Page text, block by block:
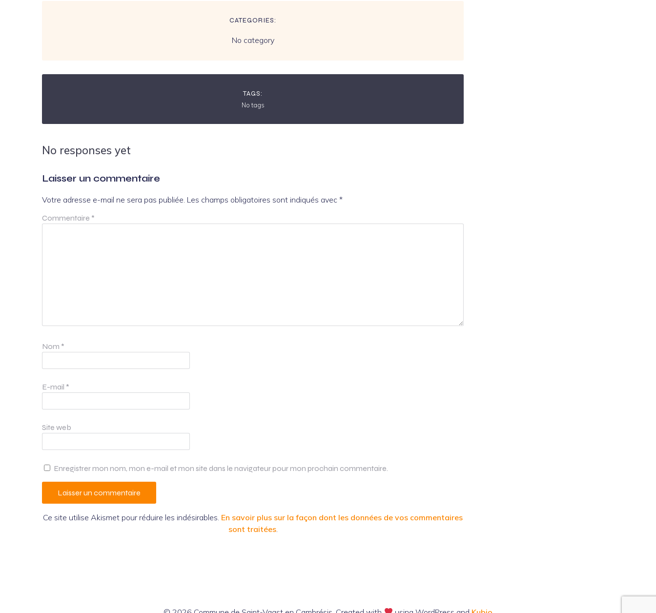
CATEGORIES:
No category
TAGS:
No tags
No responses yet
Laisser un commentaire
Votre adresse e-mail ne sera pas publiée. Les champs obligatoires sont indiqués avec *
Commentaire *
Nom *
E-mail *
Site web
Enregistrer mon nom, mon e-mail et mon site dans le navigateur pour mon prochain commentaire.
Ce site utilise Akismet pour réduire les indésirables. En savoir plus sur la façon dont les données de vos commentaires
sont traitées.